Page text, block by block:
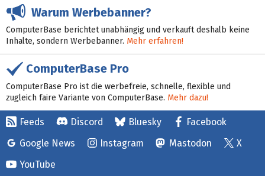
Warum Werbebanner?
ComputerBase berichtet unabhängig und verkauft deshalb keine
Inhalte, sondern Werbebanner. Mehr erfahren!
ComputerBase Pro
ComputerBase Pro ist die werbefreie, schnelle, flexible und
zugleich faire Variante von ComputerBase. Mehr dazu!
Feeds Discord Bluesky
Facebook
Google News
Instagram Mastodon
X
YouTube